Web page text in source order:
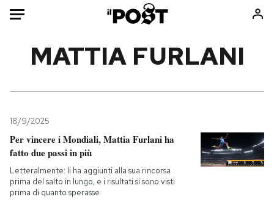
Mondo
Politica
Tecnologia
Internet
Scienza
Consumismi
Ok Boomer!
MATTIA FURLANI
18/9/2025
Per vincere i Mondiali, Mattia Furlani ha
fatto due passi in più
Letteralmente: li ha aggiunti alla sua rincorsa
prima del salto in lungo, e i risultati si sono visti
prima di quanto sperasse